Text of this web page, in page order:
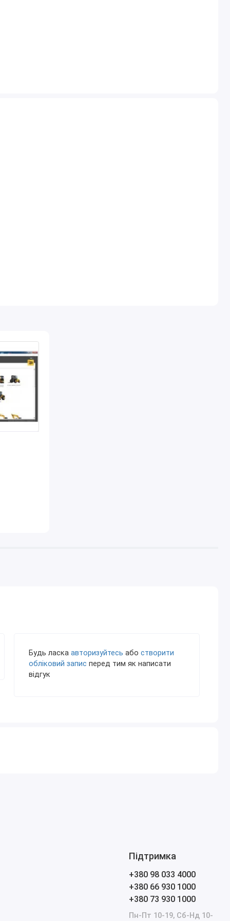
Будь ласка авторизуйтесь або створити
обліковий запис перед тим як написати
відгук
Підтримка
+380 98 033 4000
+380 66 930 1000
+380 73 930 1000
Пн-Пт 10-19, Сб-Нд 10-